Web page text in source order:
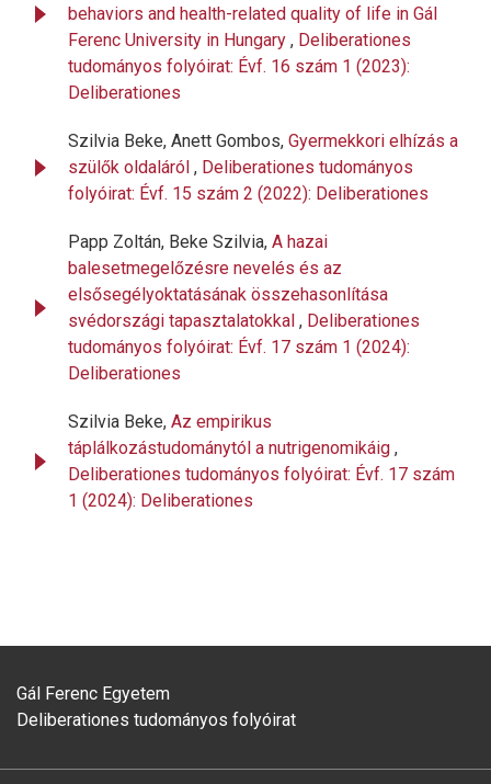
behaviors and health-related quality of life in Gál
Ferenc University in Hungary , Deliberationes
tudományos folyóirat: Évf. 16 szám 1 (2023):
Deliberationes
Szilvia Beke, Anett Gombos, Gyermekkori elhízás a
szülők oldaláról , Deliberationes tudományos
folyóirat: Évf. 15 szám 2 (2022): Deliberationes
Papp Zoltán, Beke Szilvia, A hazai
balesetmegelőzésre nevelés és az
elsősegélyoktatásának összehasonlítása
svédországi tapasztalatokkal , Deliberationes
tudományos folyóirat: Évf. 17 szám 1 (2024):
Deliberationes
Szilvia Beke, Az empirikus
táplálkozástudománytól a nutrigenomikáig ,
Deliberationes tudományos folyóirat: Évf. 17 szám
1 (2024): Deliberationes
Gál Ferenc Egyetem
Deliberationes tudományos folyóirat